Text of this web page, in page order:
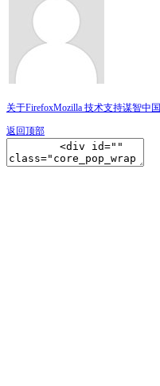
关于FirefoxMozilla 技术支持谋智中国
返回顶部